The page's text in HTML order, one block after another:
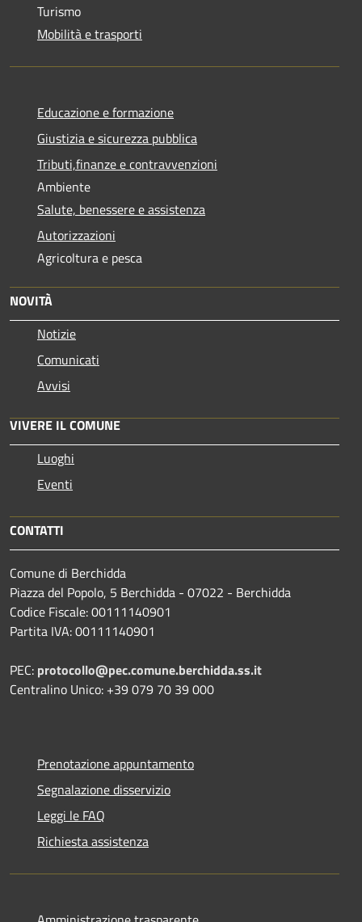
Turismo
Mobilità e trasporti
Educazione e formazione
Giustizia e sicurezza pubblica
Tributi,finanze e contravvenzioni
Ambiente
Salute, benessere e assistenza
Autorizzazioni
Agricoltura e pesca
NOVITÀ
Notizie
Comunicati
Avvisi
VIVERE IL COMUNE
Luoghi
Eventi
CONTATTI
Comune di Berchidda
Piazza del Popolo, 5 Berchidda - 07022 - Berchidda
Codice Fiscale: 00111140901
Partita IVA: 00111140901
PEC: protocollo@pec.comune.berchidda.ss.it
Centralino Unico: +39 079 70 39 000
Prenotazione appuntamento
Segnalazione disservizio
Leggi le FAQ
Richiesta assistenza